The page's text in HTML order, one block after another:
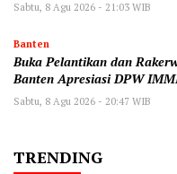
Sabtu, 8 Agu 2026 - 21:03 WIB
Banten
Buka Pelantikan dan
Banten Apresiasi DPW
Sabtu, 8 Agu 2026 - 20:47 WIB
TRENDING